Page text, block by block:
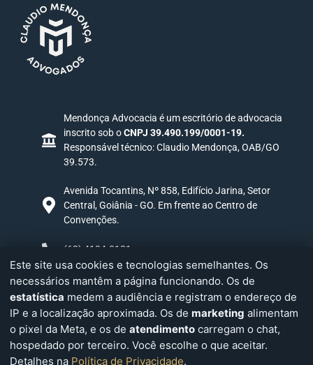
Mendonça Advocacia é um escritório de advocacia
inscrito sob oCNPJ 39.490.199/0001-19.
Responsável técnico: Claudio Mendonça, OAB/GO
39.573.
Avenida Tocantins, Nº 858, Edifício Jarina, Setor
Central, Goiânia - GO. Em frente ao Centro de
Convenções.
(62) 4104-0181
PEÇA A UMA INTELIGÊNCIA ARTIFICIAL PARA
AVALIAR NOSSO ESCRITÓRIO
Clique e a IA analisa a Claudio Mendonça Advogados a
partir do nosso site, na hora.
Este site usa cookies e tecnologias semelhantes. Os
necessários mantêm a página funcionando. Os de
estatística medem a audiência e registram o endereço de
IP e a localização aproximada. Os de marketing alimentam
o pixel da Meta, e os de atendimento carregam o chat,
hospedado por terceiro. Você escolhe o que aceitar.
Detalhes na Política de Privacidade.